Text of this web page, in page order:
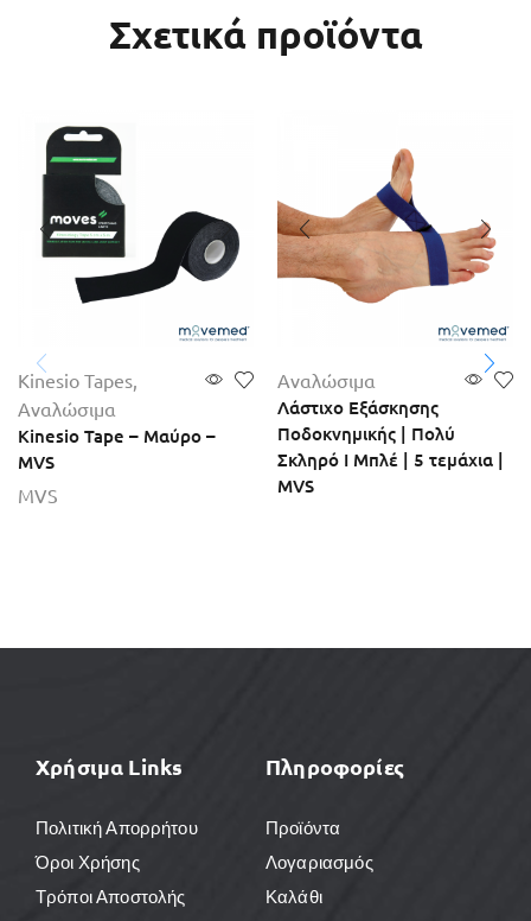
Σχετικά προϊόντα
Kinesio Tapes
Αναλώσιμα
Kinesio Tape – Μαύρο –
MVS
MVS
Αναλώσιμα
Λάστιχο Εξάσκησης
Ποδοκνημικής | Πολύ
Σκληρό Ι Μπλέ | 5 τεμάχια |
MVS
Χρήσιμα Links
Πολιτική Απορρήτου
Όροι Χρήσης
Τρόποι Αποστολής
Πληροφορίες
Προϊόντα
Λογαριασμός
Καλάθι